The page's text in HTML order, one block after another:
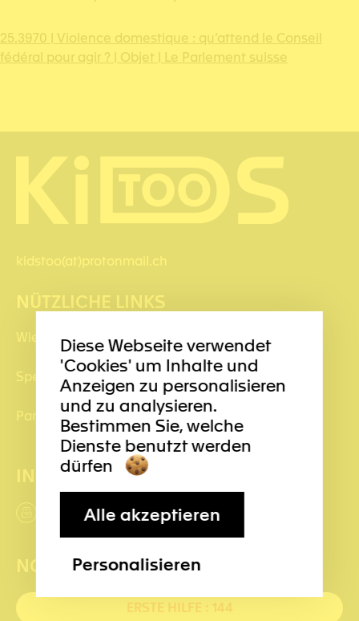
25.3970 | Violence domestique : qu’attend le Conseil
fédéral pour agir ? | Objet | Le Parlement suisse
kidstoo(at)protonmail.ch
NÜTZLICHE LINKS
Wie navigiert man, ohne Spuren zu hinterlassen?
Spenden
Partner werden
INFORMIERT BLEIBEN
NOTRUFNUMMERN
ERSTE HILFE : 144
Diese Webseite verwendet
'Cookies' um Inhalte und
Anzeigen zu personalisieren
und zu analysieren.
Bestimmen Sie, welche
Dienste benutzt werden
dürfen
Alle akzeptieren
Personalisieren